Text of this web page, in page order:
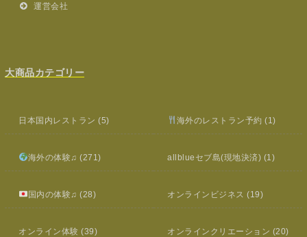
運営会社
大商品カテゴリー
日本国内レストラン (5) 海外のレストラン予約 (1)
海外の体験♫ (271) allblueセブ島(現地決済) (1)
国内の体験♫ (28) オンラインビジネス (19)
オンライン体験 (39) オンラインクリエーション (20)